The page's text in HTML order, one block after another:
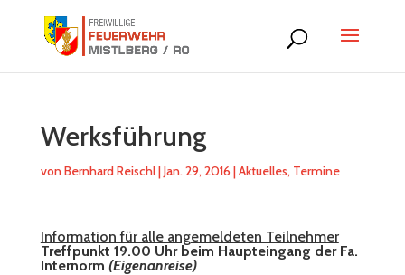
Werksführung
vonBernhard Reischl|Jan. 29, 2016 |Aktuelles, Termine
Information für alle angemeldeten Teilnehmer
Treffpunkt 19.00 Uhr beim Haupteingang der Fa.
Internorm (Eigenanreise)